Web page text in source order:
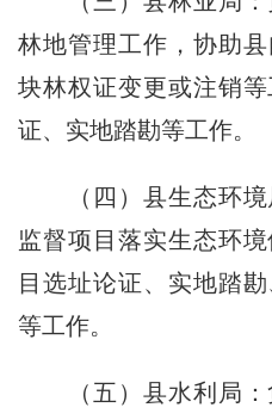
林地管理工作，协助
块林权证变更或注销
证、实地踏勘等工作。
（四）县生态环境
监督项目落实生态环
目选址论证、实地踏
等工作。
（五）县水利局：